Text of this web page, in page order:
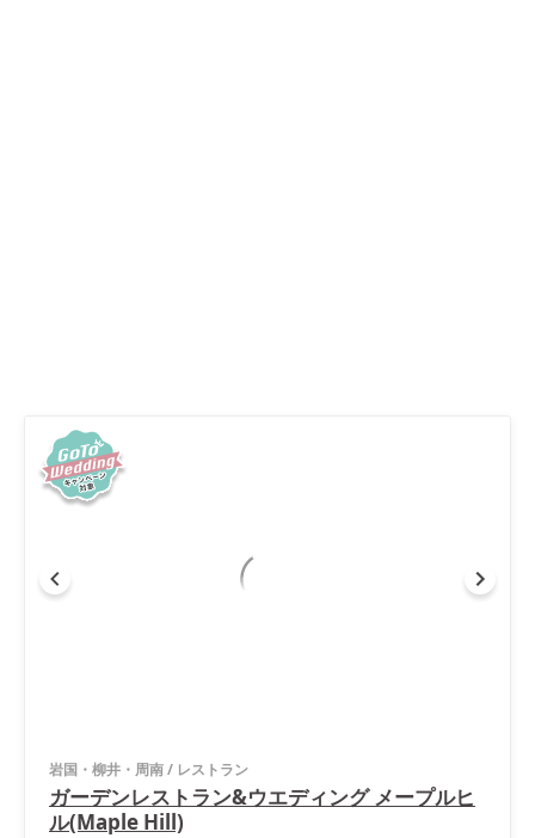
岩国・柳井・周南/ レストラン
ガーデンレストラン&ウエディング メープルヒ
ル(Maple Hill)